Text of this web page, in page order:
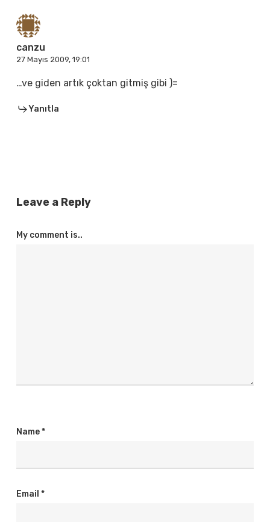
canzu
27 Mayıs 2009, 19:01
…ve giden artık çoktan gitmiş gibi )=
Yanıtla
Leave a Reply
My comment is..
Name*
Email *